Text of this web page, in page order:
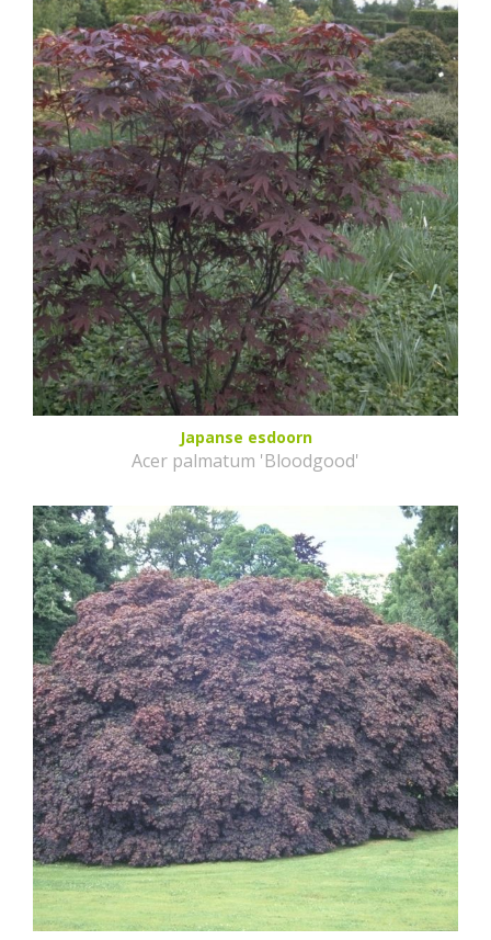
Japanse esdoorn
Acer palmatum 'Bloodgood'